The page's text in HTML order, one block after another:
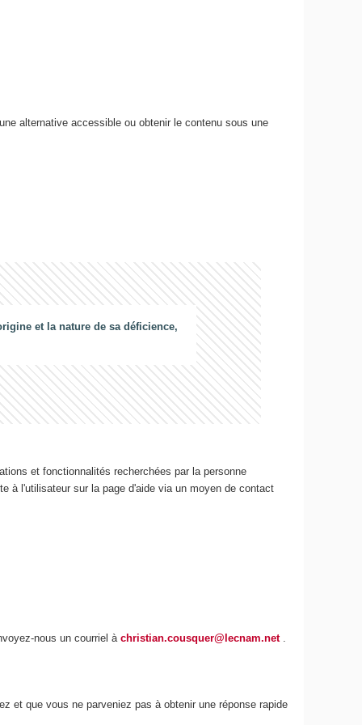
alternative accessible ou obtenir le contenu sous une
et la nature de sa déficience,
et fonctionnalités recherchées par la personne
à l'utilisateur sur la page d'aide via un moyen de contact
nous un courriel àchristian.cousquer@lecnam.net
et que vous ne parveniez pas à obtenir une réponse rapide